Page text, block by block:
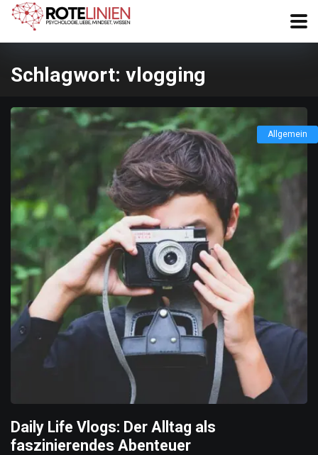
Schlagwort: vlogging
Allgemein
Daily Life Vlogs: Der Alltag als
faszinierendes Abenteuer